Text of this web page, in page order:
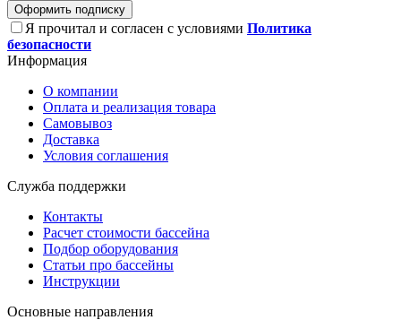
Оформить подписку
Я прочитал и согласен с условиями Политика
безопасности
Информация
О компании
Оплата и реализация товара
Самовывоз
Доставка
Условия соглашения
Служба поддержки
Контакты
Расчет стоимости бассейна
Подбор оборудования
Статьи про бассейны
Инструкции
Основные направления